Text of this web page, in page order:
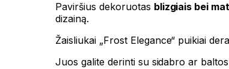
Paviršius dekoruotas blizgiais bei
dizainą.
Žaisliukai „Frost Elegance“ puikiai
Juos galite derinti su sidabro ar